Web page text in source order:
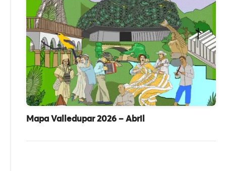
Mapa Valledupar 2026 – Abril